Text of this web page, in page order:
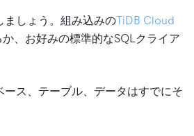
ましょう。組み込みのTiDB Cloud
か、お好みの標準的なSQLクライア
ース、テーブル、データはすでにそ